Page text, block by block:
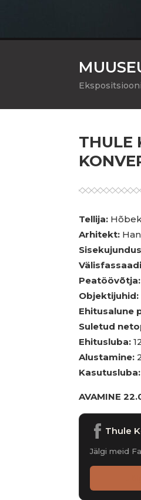
THULE
Tellija:
Arhitekt:
Peatöövõtja:
Objektijuhid:
Ehitusalune
Suletud
Ehitusluba:
Alustamine:
AVAMINE
Thule
Jälgi meid